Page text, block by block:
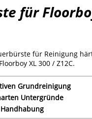
für
für Reinigung
XL 300 / Z12C.
Grundreinigung
Untergründe